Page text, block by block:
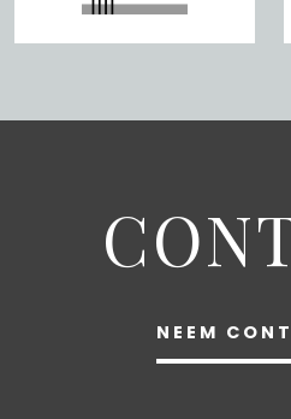
NEEM